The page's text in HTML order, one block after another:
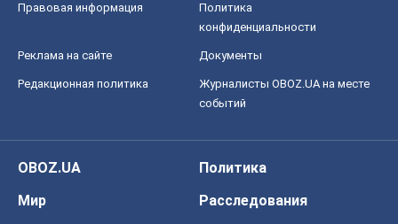
Правовая информация
Политика
конфиденциальности
Реклама на сайте Документы
Редакционная политика
Журналисты OBOZ.UA на месте
событий
OBOZ.UA
Политика
Мир
Расследования